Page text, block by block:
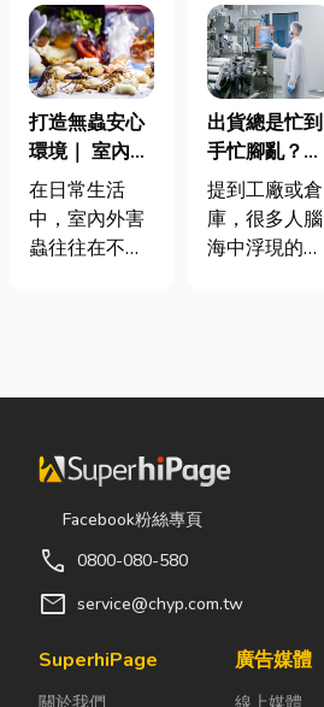
打造無蟲安心
環境｜ 室內外
害蟲防治全攻
略
在日常生活
中，室內外害
蟲往往在不知
渣或積水，容
螞蟻前來覓
食；陽台、庭
院若有積水，
蟲孳生的溫
床。潮濕陰暗
吸引白蟻、蛾
出貨總是忙到
手忙腳亂？包
裝自動化其實
沒有你想像中
那麼遙遠！
提到工廠或倉
庫，很多人腦
海中浮現的畫
著出貨。但你
不再靠大量人
來提升效率。
路購物越來越
Facebook粉絲專頁
call 0800-080-580
mail service@chyp.com.tw
SuperhiPage
關於我們
廣告媒體
線上媒體